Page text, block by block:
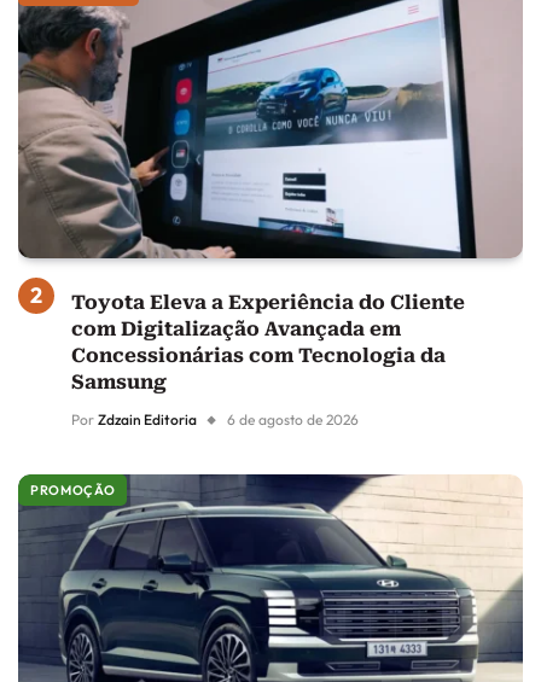
Toyota Eleva a Experiência do Cliente
com Digitalização Avançada em
Concessionárias com Tecnologia da
Samsung
Por Zdzain Editoria 6 de agosto de 2026
PROMOÇÃO